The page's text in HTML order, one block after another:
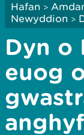
Hafan >
Newyddion >
Dyn o
euog